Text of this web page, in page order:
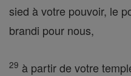
sied à votre pouvoir, le
brandi pour nous,
29 à partir de votre